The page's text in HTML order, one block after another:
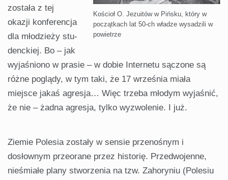
Kościoł O. Jezuitów w Pińsku, który w
początkach lat 50-ch władze wysadzili w
powietrze
została z tej
okazji konferencja
dla młodzieży stu­
denckiej. Bo – jak
wyjaśniono w prasie – w dobie Internetu sączone są
róż­ne poglądy, w tym taki, że 17 września miała
miejsce jakaś agresja… Więc trzeba młodym wyjaśnić,
że nie – żad­na agresja, tylko wyzwolenie. I już.
Ziemie Polesia zostały w sensie przenośnym i
dosłownym przeorane przez historię. Przedwojenne,
nie­śmiałe plany stworzenia na tzw. Zahoryniu (Polesiu